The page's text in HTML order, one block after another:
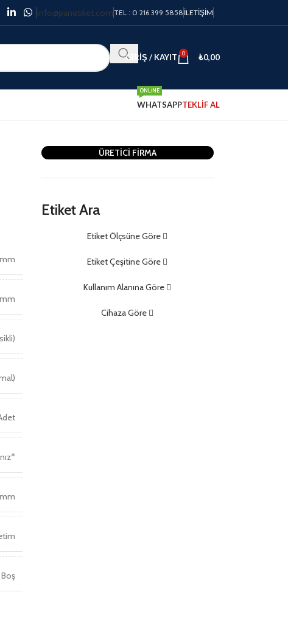
info@panetiket.com TEL : 0 216 399 5858 İLETIŞIM
GIRIŞ / KAYIT 0 ₺0,00
WHATSAPP
ONLINE
TEKLİF AL
Boş
ÜRETİCİ FİRMA
Etiket Ara
Etiket Ölçsüne Göre
Etiket Çeşitine Göre
Kullanım Alanına Göre
Cihaza Göre